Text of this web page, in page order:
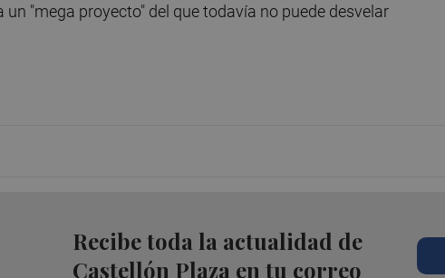
"mega proyecto" del que todavía no puede desvelar
Recibe toda la actualidad de
Castellón Plaza en tu correo